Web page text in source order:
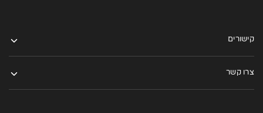
קישורים
צרו קשר